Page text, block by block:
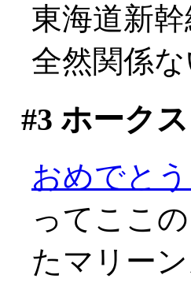
東海道新
全然関係
#3 ホークス
おめでと
ってここ
たマリーン